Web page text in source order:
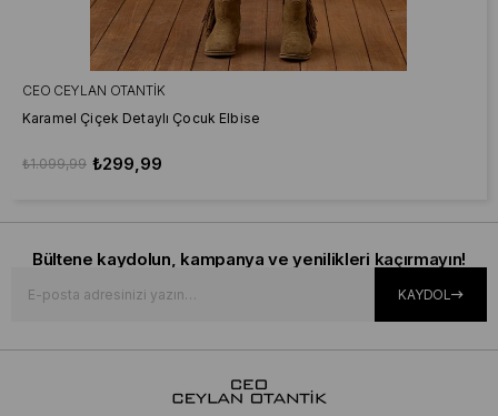
CEO CEYLAN OTANTIK
Karamel Çiçek Detaylı Çocuk Elbise
₺299,99
₺1.099,99
Bültene kaydolun, kampanya ve yenilikleri kaçırmayın!
KAYDOL